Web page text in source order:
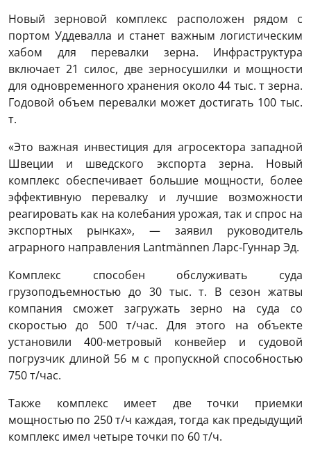
Новый зерновой комплекс расположен рядом с
портом Уддевалла и станет важным логистическим
хабом для перевалки зерна. Инфраструктура
включает 21 силос, две зерносушилки и мощности
для одновременного хранения около 44 тыс. т зерна.
Годовой объем перевалки может достигать 100 тыс.
т.
«Это важная инвестиция для агросектора западной
Швеции и шведского экспорта зерна. Новый
комплекс обеспечивает большие мощности, более
эффективную перевалку и лучшие возможности
реагировать как на колебания урожая, так и спрос на
экспортных рынках», — заявил руководитель
аграрного направления Lantmännen Ларс-Гуннар Эд.
Комплекс способен обслуживать суда
грузоподъемностью до 30 тыс. т. В сезон жатвы
компания сможет загружать зерно на суда со
скоростью до 500 т/час. Для этого на объекте
установили 400-метровый конвейер и судовой
погрузчик длиной 56 м с пропускной способностью
750 т/час.
Также комплекс имеет две точки приемки
мощностью по 250 т/ч каждая, тогда как предыдущий
комплекс имел четыре точки по 60 т/ч.